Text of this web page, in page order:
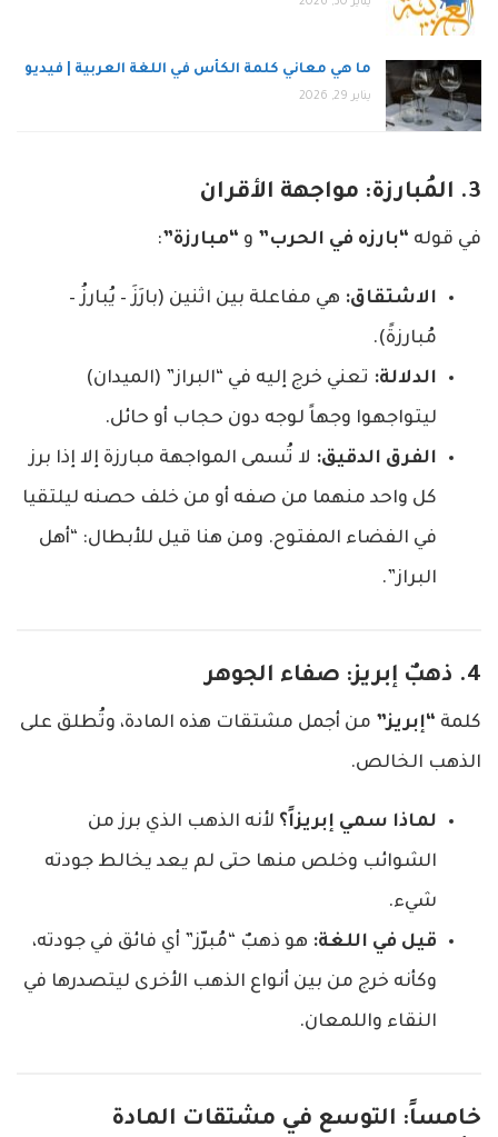
ما هي معاني كلمة الكأس في اللغة العربية | فيديو
يناير 29, 2026
3. المُبارزة: مواجهة الأقران
في قوله “بارزه في الحرب” و “مبارزة”:
الاشتقاق: هي مفاعلة بين اثنين (بارَزَ – يُبارزُ –
مُبارزةً).
الدلالة: تعني خرج إليه في “البراز” (الميدان)
ليتواجهوا وجهاً لوجه دون حجاب أو حائل.
الفرق الدقيق: لا تُسمى المواجهة مبارزة إلا إذا برز
كل واحد منهما من صفه أو من خلف حصنه ليلتقيا
في الفضاء المفتوح. ومن هنا قيل للأبطال: “أهل
البراز”.
4. ذهبٌ إبريز: صفاء الجوهر
كلمة “إبريز” من أجمل مشتقات هذه المادة، وتُطلق على
الذهب الخالص.
لماذا سمي إبريزاً؟ لأنه الذهب الذي برز من
الشوائب وخلص منها حتى لم يعد يخالط جودته
شيء.
قيل في اللغة: هو ذهبٌ “مُبرّز” أي فائق في جودته،
وكأنه خرج من بين أنواع الذهب الأخرى ليتصدرها في
النقاء واللمعان.
خامساً: التوسع في مشتقات المادة